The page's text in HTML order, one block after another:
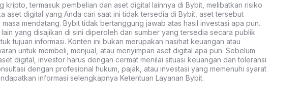
kripto, termasuk pembelian dan aset digital lainnya di Bybit, melibatkan risiko
aset digital yang Anda cari saat ini tidak tersedia di Bybit, aset tersebut
mendatang. Bybit tidak bertanggung jawab atas hasil investasi apa pun.
yang disajikan di sini diperoleh dari sumber yang tersedia secara publik
tujuan informasi. Konten ini bukan merupakan nasihat keuangan atau
untuk membeli, menjual, atau menyimpan aset digital apa pun. Sebelum
digital, investor harus dengan cermat menilai situasi keuangan dan toleransi
dengan profesional hukum, pajak, atau investasi yang memenuhi syarat
informasi selengkapnya Ketentuan Layanan Bybit.